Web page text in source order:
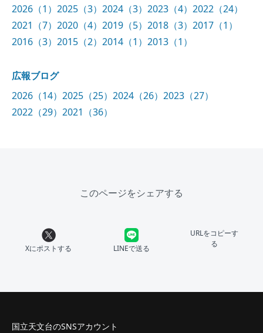
2026（1） 2025（3） 2024（3） 2023（4） 2022（24）
2021（7） 2020（4） 2019（5） 2018（3） 2017（1）
2016（3） 2015（2） 2014（1） 2013（1）
広報ブログ
2026（14） 2025（25） 2024（26） 2023（27）
2022（29） 2021（36）
このページをシェアする
Xにポストする LINEで送る
URLをコピーす
る
国立天文台のSNSアカウント